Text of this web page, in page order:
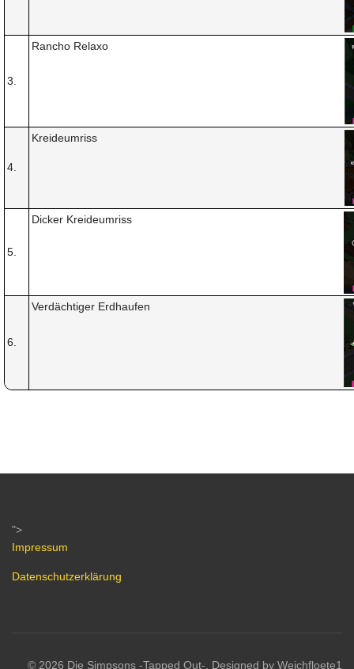
3.
Rancho Relaxo
4.
Kreideumriss
5.
Dicker Kreideumriss
6.
Verdächtiger Erdhaufen
">
Impressum
Datenschutzerklärung
© 2026 Die Simpsons -Tapped Out-. Designed by Weichfloete1